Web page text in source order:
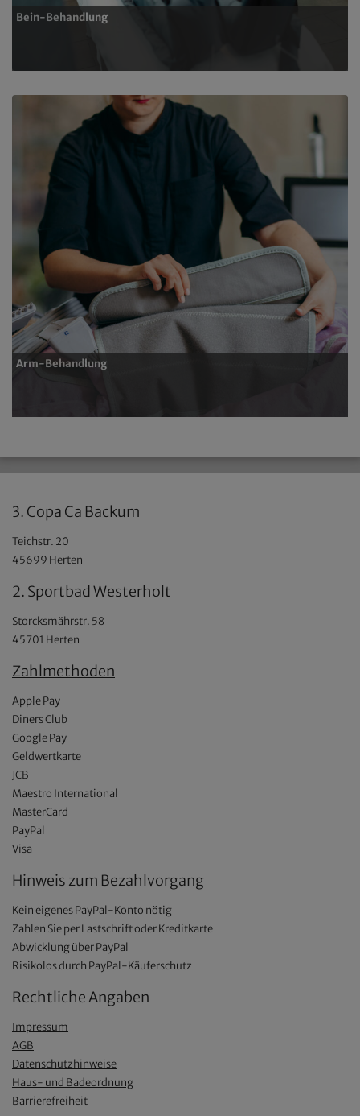
Bein-Behandlung
Arm-Behandlung
3. Copa Ca Backum
Teichstr. 20
45699 Herten
2. Sportbad Westerholt
Storcksmährstr. 58
45701 Herten
Zahlmethoden
Apple Pay
Diners Club
Google Pay
Geldwertkarte
JCB
Maestro International
MasterCard
PayPal
Visa
Hinweis zum Bezahlvorgang
Kein eigenes PayPal-Konto nötig
Zahlen Sie per Lastschrift oder Kreditkarte
Abwicklung über PayPal
Risikolos durch PayPal-Käuferschutz
Rechtliche Angaben
Impressum
AGB
Datenschutzhinweise
Haus- und Badeordnung
Barrierefreiheit